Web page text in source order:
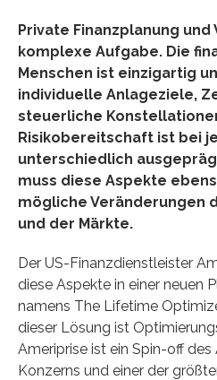
Private Finanzplanung
komplexe Aufgabe. Die
Menschen ist einzigartig
individuelle Anlageziele,
steuerliche
Risikobereitschaft ist bei
unterschiedlich
muss diese Aspekte
mögliche Veränderungen
und der Märkte.
Der US-Finanzdienstleister
diese Aspekte in einer neuen
namens The Lifetime
dieser Lösung ist
Ameriprise ist ein Spin-off
Konzerns und einer der